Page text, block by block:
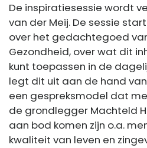
De inspiratiesessie wordt
van der Meij. De sessie
over het gedachtegoed
Gezondheid, over wat dit
kunt toepassen in de
legt dit uit aan de hand
een gespreksmodel dat
de grondlegger Machteld
aan bod komen zijn o.a.
kwaliteit van leven en